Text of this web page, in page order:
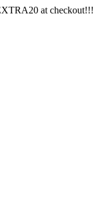
at checkout!!!